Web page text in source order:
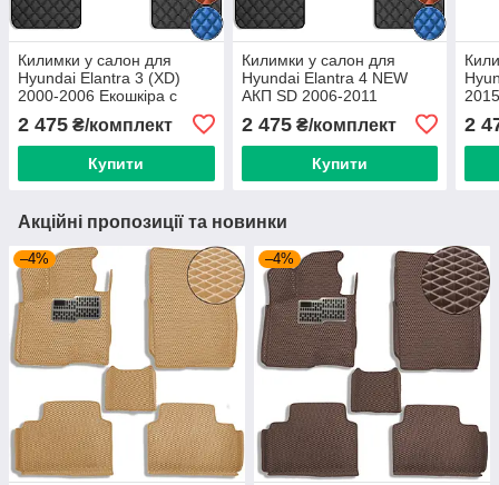
Килимки у салон для
Hyundai Elantra 3 (XD)
2000-2006 Екошкіра с
(Rombus)
2 475 ₴/комплект
Купити
Килимки у салон для
Hyundai Elantra 4 NEW
АКП SD 2006-2011
Екошкіра с подпятником 5
шт (Rombus)
2 475₴/комплект
Купити
2
Акційні пропозиції та новинки
–4% –4%